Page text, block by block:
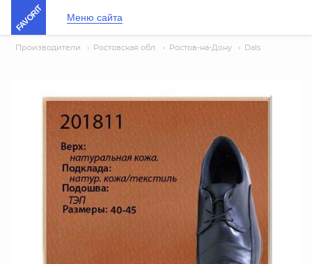
FAVORIT Меню сайта
Производители › Ростовская обл. › Ростов-на-Дону › Dals